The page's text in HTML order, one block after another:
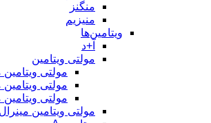
منگنز
منیزیم
ویتامین‌ها
آ+د
مولتی ویتامین
مولتی
مولتی
مولتی
مولتی ویتامین مینرال